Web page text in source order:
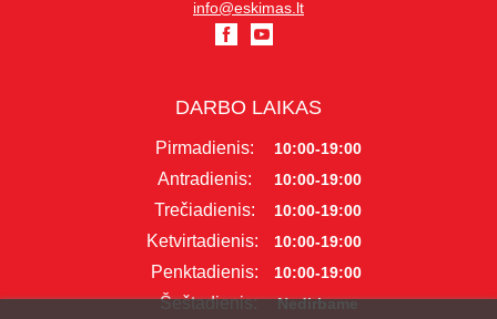
info@eskimas.lt
DARBO LAIKAS
Pirmadienis: 10:00-19:00
Antradienis: 10:00-19:00
Trečiadienis: 10:00-19:00
Ketvirtadienis: 10:00-19:00
Penktadienis: 10:00-19:00
Šeštadienis: Nedirbame